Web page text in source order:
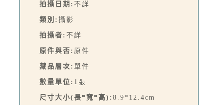
拍攝日期: 不詳
類別: 攝影
拍攝者: 不詳
原件與否: 原件
藏品層次: 單件
數量單位: 1張
尺寸大小(長*寬*高): 8.9*12.4cm